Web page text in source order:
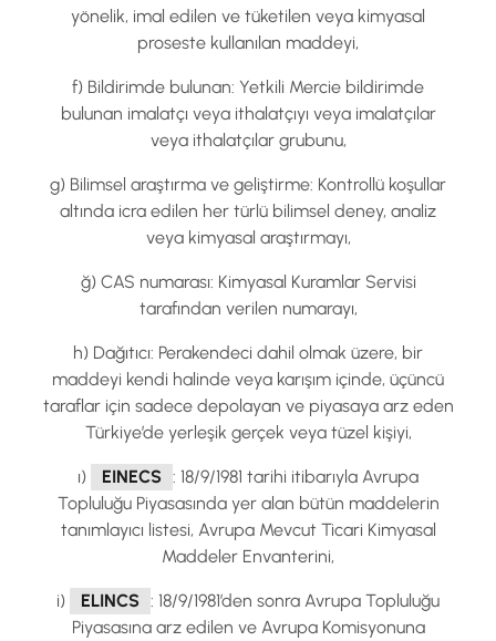
yönelik, imal edilen ve tüketilen veya kimyasal
proseste kullanılan maddeyi,
f) Bildirimde bulunan: Yetkili Mercie bildirimde
bulunan imalatçı veya ithalatçıyı veya imalatçılar
veya ithalatçılar grubunu,
g) Bilimsel araştırma ve geliştirme: Kontrollü koşullar
altında icra edilen her türlü bilimsel deney, analiz
veya kimyasal araştırmayı,
ğ) CAS numarası: Kimyasal Kuramlar Servisi
tarafından verilen numarayı,
h) Dağıtıcı: Perakendeci dahil olmak üzere, bir
maddeyi kendi halinde veya karışım içinde, üçüncü
taraflar için sadece depolayan ve piyasaya arz eden
Türkiye’de yerleşik gerçek veya tüzel kişiyi,
ı) EINECS : 18/9/1981 tarihi itibarıyla Avrupa
Topluluğu Piyasasında yer alan bütün maddelerin
tanımlayıcı listesi, Avrupa Mevcut Ticari Kimyasal
Maddeler Envanterini,
i) ELINCS : 18/9/1981’den sonra Avrupa Topluluğu
Piyasasına arz edilen ve Avrupa Komisyonuna